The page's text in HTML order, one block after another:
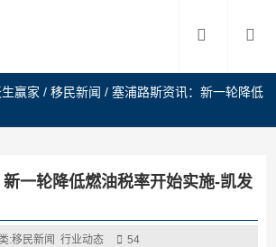
赢家 /移民新闻 /塞浦路斯资讯：新一轮降低
一轮降低燃油税率开始实施-凯发
:移民新闻 行业动态 54